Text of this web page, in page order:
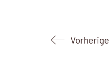
Vorherige